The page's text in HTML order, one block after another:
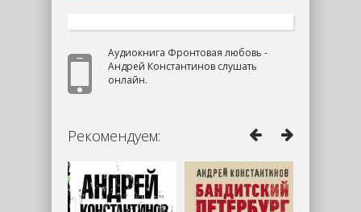
Аудиокнига Фронтовая любовь -
Андрей Константинов слушать
онлайн.
Рекомендуем: